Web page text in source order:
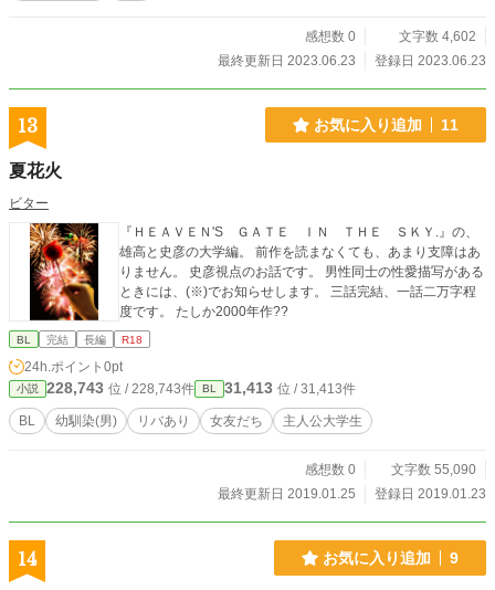
感想数 0
文字数 4,602
最終更新日 2023.06.23
登録日 2023.06.23
13 お気に入り追加 11
夏花火
ビター
『ＨＥＡＶＥＮ'S ＧＡＴＥ ＩＮ ＴＨＥ ＳＫＹ.』の、
雄高と史彦の大学編。 前作を読まなくても、あまり支障はあ
りません。 史彦視点のお話です。 男性同士の性愛描写がある
ときには、(※)でお知らせします。 三話完結、一話二万字程
度です。 たしか2000年作??
BL 完結 長編 R18
24h.ポイント 0pt
小説 228,743 位 / 228,743件 BL 31,413 位 / 31,413件
BL 幼馴染(男) リバあり 女友だち 主人公大学生
感想数 0
文字数 55,090
最終更新日 2019.01.25
登録日 2019.01.23
14 お気に入り追加 9